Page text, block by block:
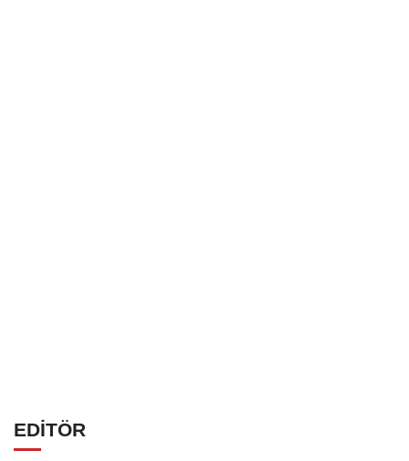
EDİTÖR